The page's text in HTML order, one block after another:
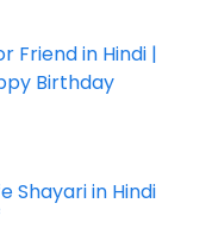
Friend in Hindi |
Birthday
Shayari in Hindi